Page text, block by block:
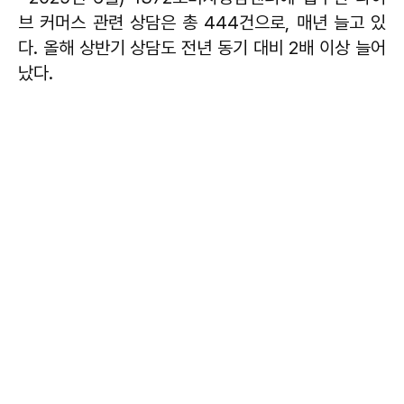
브 커머스 관련 상담은 총 444건으로, 매년 늘고 있
다. 올해 상반기 상담도 전년 동기 대비 2배 이상 늘어
났다.